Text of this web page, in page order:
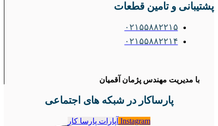
پشتیبانی و تامین قطعات
۰۲۱۵۵۸۸۲۲۱۵
۰۲۱۵۵۸۸۲۲۱۴
با مدیریت مهندس پژمان آقمیان
پارساکار در شبکه های اجتماعی
Instagram آپارات پارسا کار